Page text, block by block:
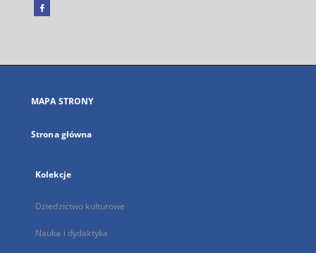
Facebook
się
karcie
MAPA STRONY
Strona główna
Kolekcje
Dziedzictwo kulturowe
Nauka i dydaktyka